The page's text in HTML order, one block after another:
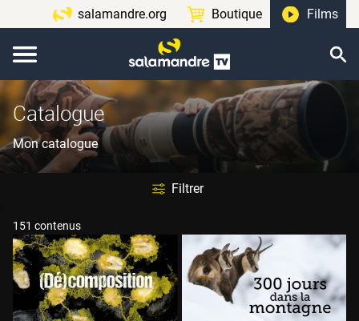
salamandre.org Boutique Films
Catalogue
Mon catalogue
Filtrer
151 contenus